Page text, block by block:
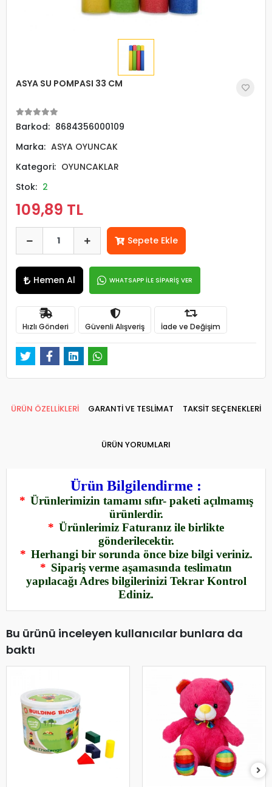
ASYA SU POMPASI 33 CM
Barkod: 8684356000109
Marka: ASYA OYUNCAK
Kategori: OYUNCAKLAR
Stok: 2
109,89 TL
Sepete Ekle
Hemen Al WHATSAPP İLE SİPARİŞ VER
Hızlı Gönderi Güvenli Alışveriş İade ve Değişim
ÜRÜN ÖZELLİKLERİ GARANTİ VE TESLİMAT TAKSİT SEÇENEKLERİ
ÜRÜN YORUMLARI
Ürün Bilgilendirme :
* Ürünlerimizin tamamı sıfır- paketi açılmamış
ürünlerdir.
* Ürünlerimiz Faturanız ile birlikte
gönderilecektir.
* Herhangi bir sorunda önce bize bilgi veriniz.
* Sipariş verme aşamasında teslimatın
yapılacağı Adres bilgilerinizi Tekrar Kontrol
Ediniz.
Bu ürünü inceleyen kullanıcılar bunlara da
baktı